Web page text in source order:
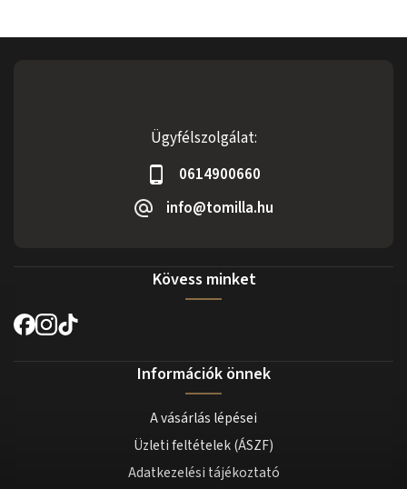
Ügyfélszolgálat:
0614900660
info@tomilla.hu
Kövess minket
Információk önnek
A vásárlás lépései
Üzleti feltételek (ÁSZF)
Adatkezelési tájékoztató